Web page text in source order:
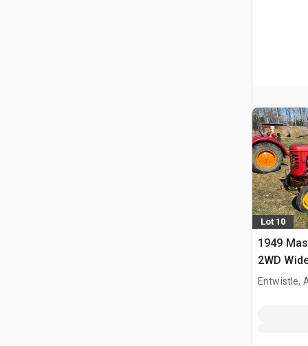
Lot 10
1949
2WD
collection
Entwistle,